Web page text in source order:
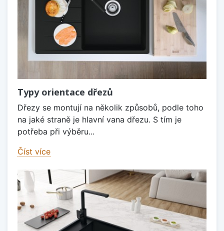
Typy orientace dřezů
Dřezy se montují na několik způsobů, podle toho
na jaké straně je hlavní vana dřezu. S tím je
potřeba při výběru...
Číst více